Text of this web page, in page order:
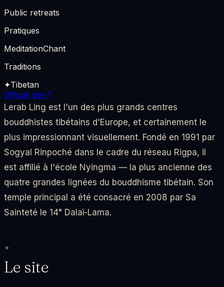
Public retreats
Pratiques
MeditationChant
Traditions
✦Tibetan
Official site ↗
Lerab Ling est l'un des plus grands centres
bouddhistes tibétains d'Europe, et certainement le
plus impressionnant visuellement. Fondé en 1991 par
Sogyal Rinpoché dans le cadre du réseau Rigpa, il
est affilié à l'école Nyingma — la plus ancienne des
quatre grandes lignées du bouddhisme tibétain. Son
temple principal a été consacré en 2008 par Sa
Sainteté le 14ᵉ Dalaï-Lama.
Le site